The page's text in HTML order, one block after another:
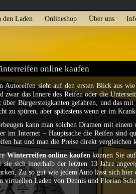
online kaufen
Autoreifen sieht auf den ersten Blick aus
zwar das Innere des Reifen oder die
über Bürgersteigkanten gefahren, und das
zu spüren, aber spätestens wenn er im
kann man solchen Dramen mit
im Internet – Hauptsache die Reifen sind
hat und man die Preise direkt vergleichen
Winterreifen online kaufen können Sie
sie sich innerhalb der letzten 13 Jahre
Zu so gut wie jedem Auto lässt sich
virtuellen Laden von Dennis und Florian
Laden Onlineshop Über uns